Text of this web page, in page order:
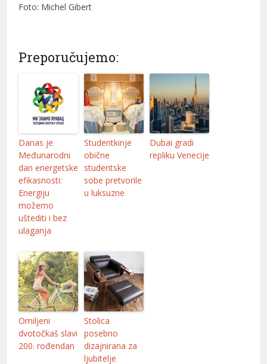
Foto: Michel Gibert
Preporučujemo:
Danas je
Međunarodni
dan energetske
efikasnosti:
Energiju
možemo
uštediti i bez
ulaganja
Studentkinje
obične
studentske
sobe pretvorile
u luksuzne
Dubai gradi
repliku Venecije
Omiljeni
dvotočkaš slavi
200. rođendan
Stolica
posebno
dizajnirana za
ljubitelje